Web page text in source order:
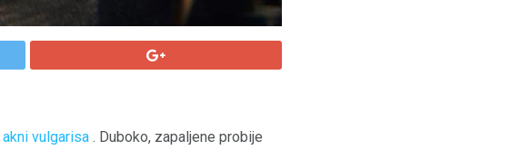
akni vulgarisa . Duboko, zapaljene probije